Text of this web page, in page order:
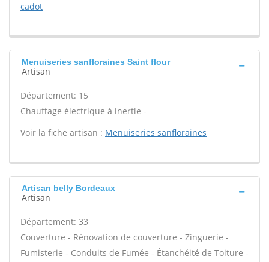
cadot
Menuiseries sanfloraines Saint flour
Artisan
Département: 15
Chauffage électrique à inertie -
Voir la fiche artisan : Menuiseries sanfloraines
Artisan belly Bordeaux
Artisan
Département: 33
Couverture - Rénovation de couverture - Zinguerie -
Fumisterie - Conduits de Fumée - Étanchéité de Toiture -